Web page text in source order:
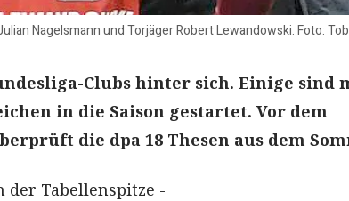
Nagelsmann und Torjäger Robert Lewandowski. Foto:
Clubs hinter sich. Einige sind
in die Saison gestartet. Vor dem
die dpa 18 Thesen aus dem
der Tabellenspitze -